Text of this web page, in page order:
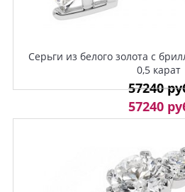
Серьги из белого золота с
0,5 карат
57240
57240